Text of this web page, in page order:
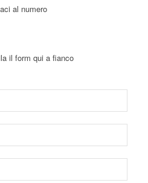
al numero
il form qui a fianco